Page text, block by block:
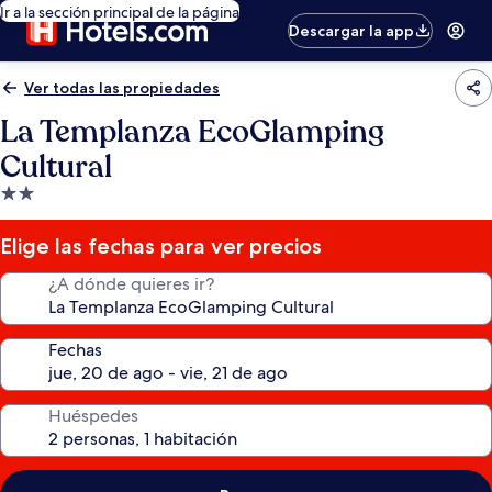
Ir a la sección principal de la página
Descargar la app
Ver todas las propiedades
La Templanza EcoGlamping
Cultural
Propiedad
de
2.0
estrellas
Elige las fechas para ver precios
¿A dónde quieres ir?
Fechas
Huéspedes